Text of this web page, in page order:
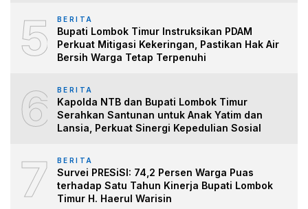
5 BERITA
Bupati Lombok Timur Instruksikan PDAM
Perkuat Mitigasi Kekeringan, Pastikan Hak Air
Bersih Warga Tetap Terpenuhi
6 BERITA
Kapolda NTB dan Bupati Lombok Timur
Serahkan Santunan untuk Anak Yatim dan
Lansia, Perkuat Sinergi Kepedulian Sosial
7 BERITA
Survei PRESiSI: 74,2 Persen Warga Puas
terhadap Satu Tahun Kinerja Bupati Lombok
Timur H. Haerul Warisin